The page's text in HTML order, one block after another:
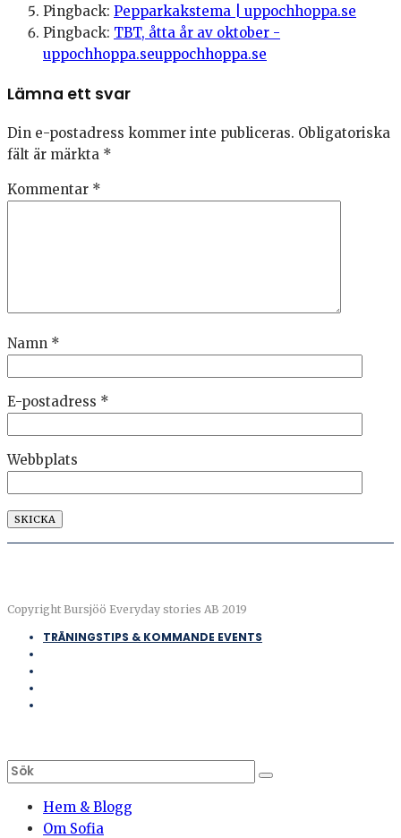
Pingback: Pepparkakstema | uppochhoppa.se
Pingback: TBT, åtta år av oktober -
uppochhoppa.seuppochhoppa.se
Lämna ett svar
Din e-postadress kommer inte publiceras. Obligatoriska
fält är märkta *
Kommentar *
Namn *
E-postadress *
Webbplats
Copyright Bursjöö Everyday stories AB 2019
TRÄNINGSTIPS & KOMMANDE EVENTS
Hem & Blogg
Om Sofia